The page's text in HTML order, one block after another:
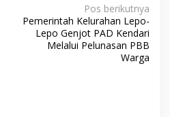
Pos berikutnya
Pemerintah Kelurahan Lepo-
Lepo Genjot PAD Kendari
Melalui Pelunasan PBB
Warga